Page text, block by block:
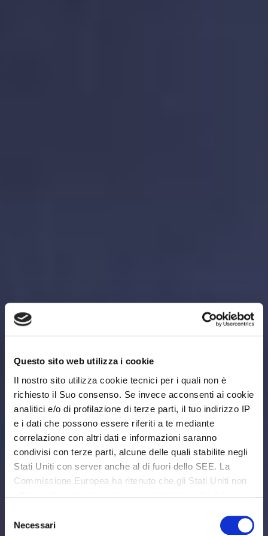
Questo sito web utilizza i cookie
Il nostro sito utilizza cookie tecnici per i quali non è
richiesto il Suo consenso. Se invece acconsenti ai cookie
analitici e/o di profilazione di terze parti, il tuo indirizzo IP
e i dati che possono essere riferiti a te mediante
correlazione con altri dati e informazioni saranno
condivisi con terze parti, alcune delle quali stabilite negli
Stati Uniti con server anche al di fuori dello SEE. La
Commissione Europea ha ritenuto che gli Stati Uniti non
stessi da parte delle autorità governative, ai mezzi di
delNecessari